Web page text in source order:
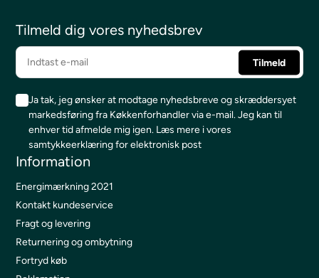
Tilmeld dig vores nyhedsbrev
Ja tak, jeg ønsker at modtage nyhedsbreve og skræddersyet
markedsføring fra Køkkenforhandler via e-mail. Jeg kan til
enhver tid afmelde mig igen. Læs mere i vores
samtykkeerklæring for elektronisk post
Information
Energimærkning 2021
Kontakt kundeservice
Fragt og levering
Returnering og ombytning
Fortryd køb